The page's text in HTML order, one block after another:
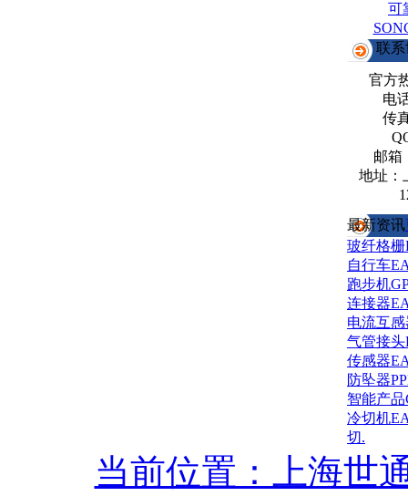
可
联
官方
电
传
邮箱
地址：
最新资讯
玻纤格
自行车
跑步机
连接器
电流互
气管接
传感器
防坠器
智能产
冷切机
切.
当前位置：上海世